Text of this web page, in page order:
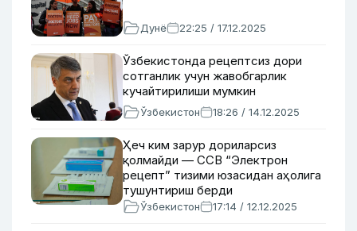
Дунё 22:25 / 17.12.2025
Ўзбекистонда рецептсиз дори
сотганлик учун жавобгарлик
кучайтирилиши мумкин
Ўзбекистон 18:26 / 14.12.2025
Ҳеч ким зарур дориларсиз
қолмайди — ССВ “Электрон
рецепт” тизими юзасидан аҳолига
тушунтириш берди
Ўзбекистон 17:14 / 12.12.2025